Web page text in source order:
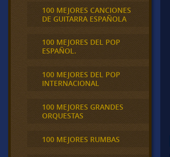
100 MEJORES CANCIONES
DE GUITARRA ESPAÑOLA
100 MEJORES DEL POP
ESPAÑOL.
100 MEJORES DEL POP
INTERNACIONAL
100 MEJORES GRANDES
ORQUESTAS
100 MEJORES RUMBAS